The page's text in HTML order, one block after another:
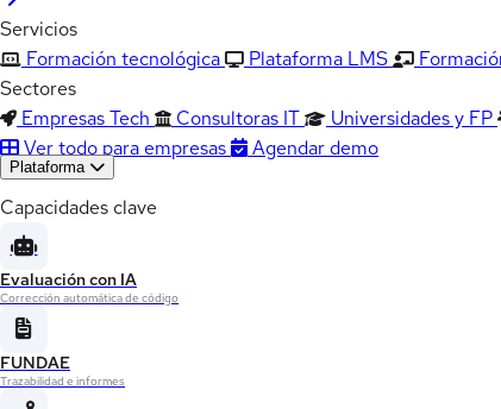
Servicios
Formación tecnológica
Plataforma LMS
Sectores
Empresas Tech
Consultoras IT Universidades y FP
Ver todo para empresas
Agendar demo
Plataforma
Capacidades clave
Evaluación con IA
Corrección automática de código
FUNDAE
Trazabilidad e informes